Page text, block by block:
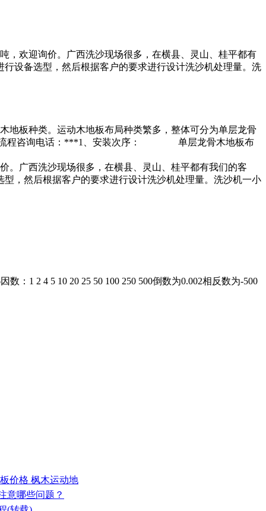
，欢迎询价。广西洗沙现场很多，在横县、灵山、桂平都有
设备选型，然后根据客户的要求进行设计洗沙机处理量。洗
板种类。运动木地板布局种类繁多，整体可分为单层龙骨
装流程咨询电话：***1、安装次序： 单层龙骨木地板布
。广西洗沙现场很多，在横县、灵山、桂平都有我们的客
，然后根据客户的要求进行设计洗沙机处理量。洗沙机一小
：1 2 4 5 10 20 25 50 100 250 500倒数为0.002相反数为-500
价格 枫木运动地
意哪些问题？